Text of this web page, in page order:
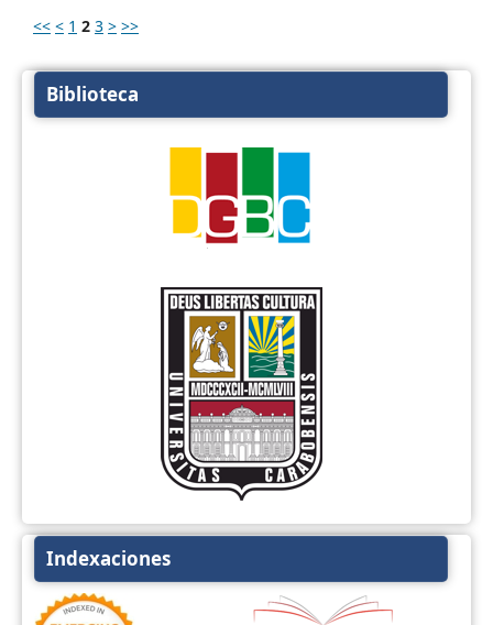
<< < 1 2 3 > >>
Biblioteca
Indexaciones